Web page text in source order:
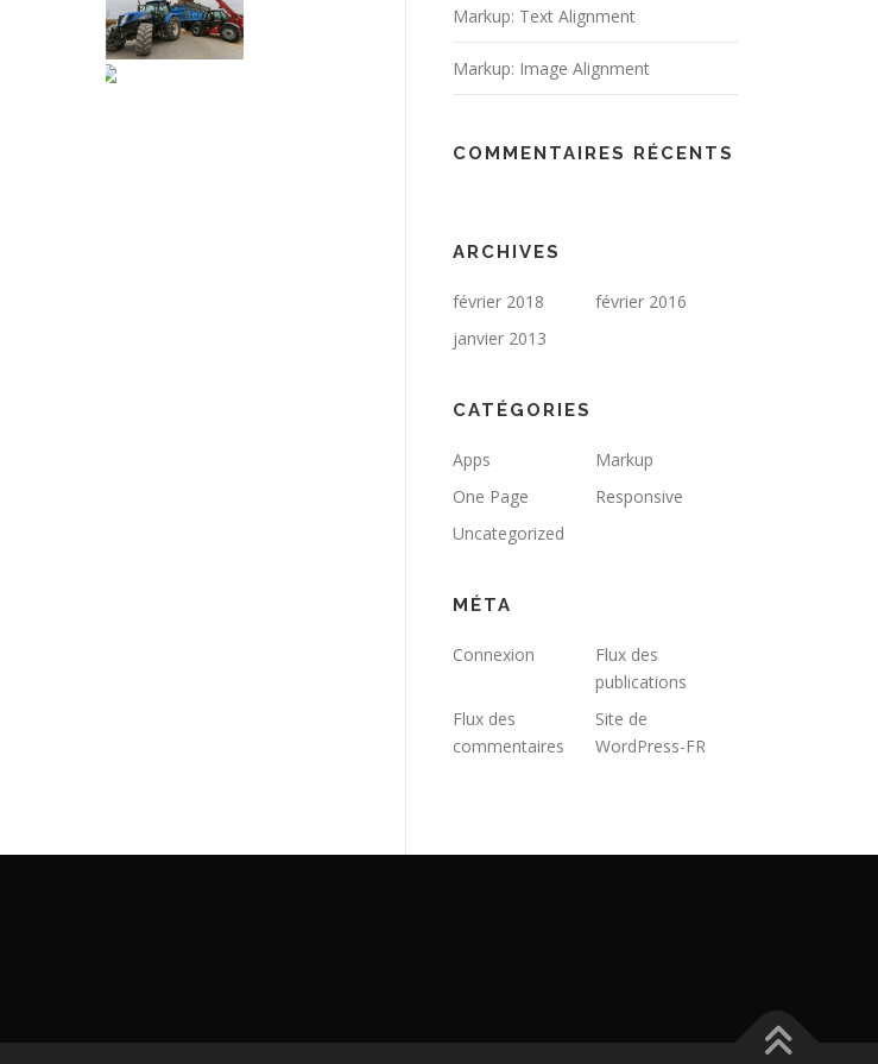
Markup: Text Alignment
Markup: Image Alignment
COMMENTAIRES RÉCENTS
ARCHIVES
février 2018
février 2016
janvier 2013
CATÉGORIES
Apps
Markup
One Page
Responsive
Uncategorized
MÉTA
Connexion
Flux des
publications
Flux des
commentaires
Site de
WordPress-FR